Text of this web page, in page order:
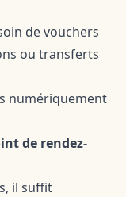
de vouchers
ou transferts
numériquement
de rendez-
il suffit